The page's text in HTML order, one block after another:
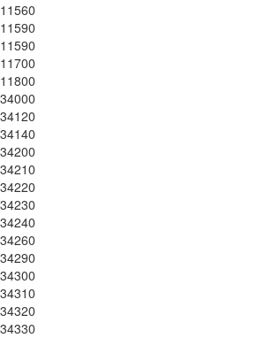
11560
11590
11590
11700
11800
34000
34120
34140
34200
34210
34220
34230
34240
34260
34290
34300
34310
34320
34330